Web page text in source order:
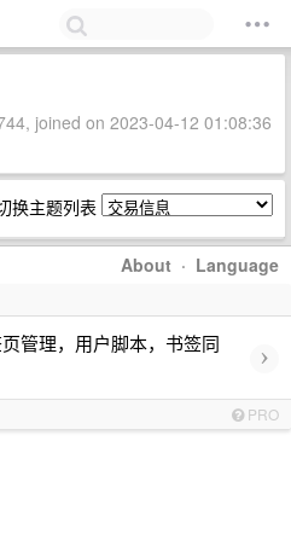
joined on 2023-04-12 01:08:36
换主题列表
About · Language
管理，用户脚本，书签同
›
PRO